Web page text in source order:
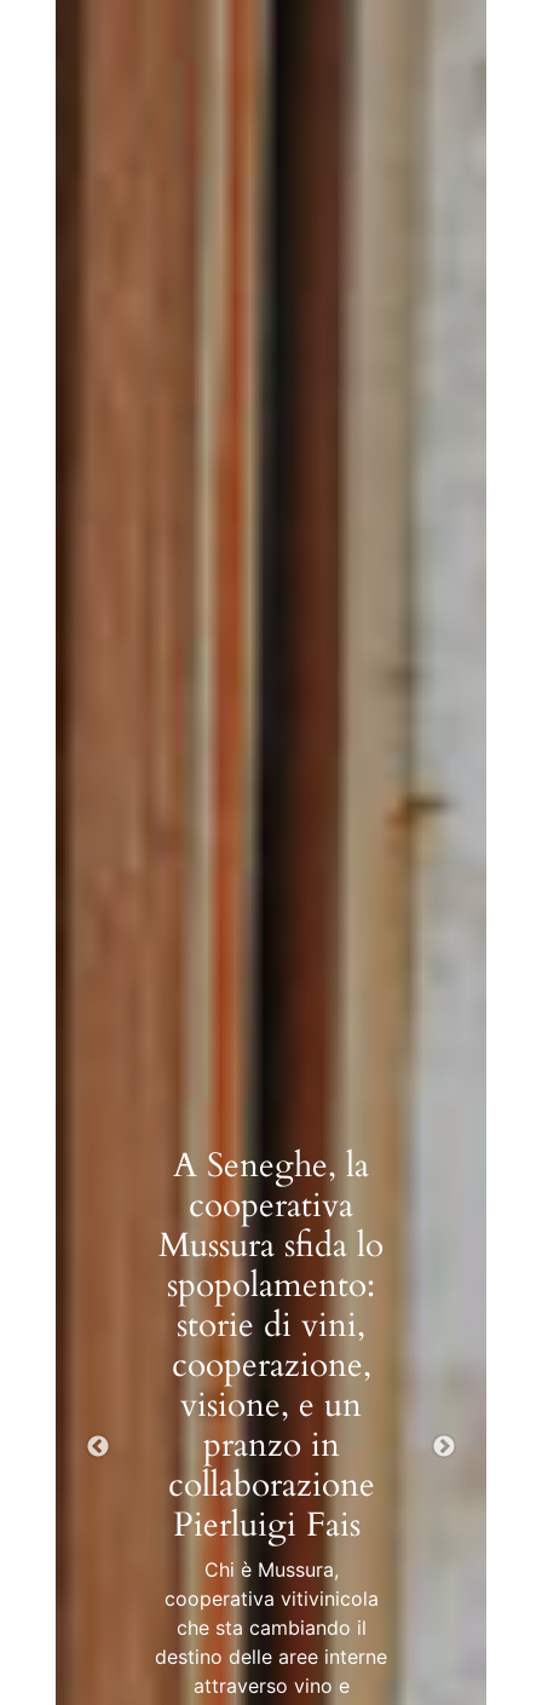
Fare
comunicazione
è una
responsabilità
sociale
Sull’urgenza di riflettere
sulla responsabilità
sociale di chi racconta il
cibo e i territori.